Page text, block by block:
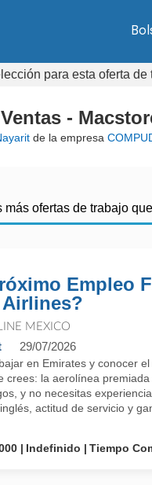
para esta oferta
-
de la empresa
más ofertas de trabajo
Empleo
MEXICO
29/07/2026
en Emirates y conocer
crees: la aerolínea
y no necesitas
actitud de servicio y
Indefinido Tiempo